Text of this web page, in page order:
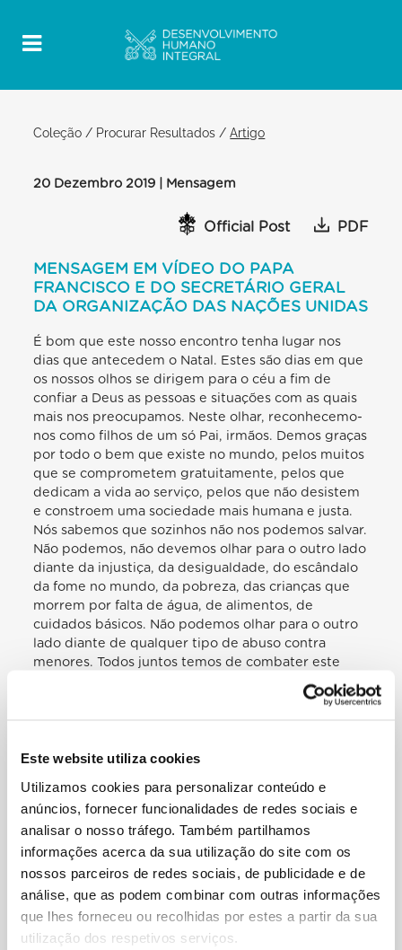
Este website utiliza cookies
Utilizamos cookies para personalizar conteúdo e
anúncios, fornecer funcionalidades de redes sociais e
analisar o nosso tráfego. Também partilhamos
informações acerca da sua utilização do site com os
nossos parceiros de redes sociais, de publicidade e de
análise, que as podem combinar com outras informações
que lhes forneceu ou recolhidas por estes a partir da sua
utilização dos respetivos serviços.
Coleção / Procurar Resultados /Artigo
20 Dezembro 2019 | Mensagem
Official Post PDF
MENSAGEM EM VÍDEO DO PAPA
FRANCISCO E DO SECRETÁRIO GERAL
DA ORGANIZAÇÃO DAS NAÇÕES UNIDAS
É bom que este nosso encontro tenha lugar nos
dias que antecedem o Natal. Estes são dias em que
os nossos olhos se dirigem para o céu a fim de
confiar a Deus as pessoas e situações com as quais
mais nos preocupamos. Neste olhar, reconhecemo-
nos como filhos de um só Pai, irmãos. Demos graças
por todo o bem que existe no mundo, pelos muitos
que se comprometem gratuitamente, pelos que
dedicam a vida ao serviço, pelos que não desistem
e constroem uma sociedade mais humana e justa.
Nós sabemos que sozinhos não nos podemos salvar.
Não podemos, não devemos olhar para o outro lado
diante da injustiça, da desigualdade, do escândalo
da fome no mundo, da pobreza, das crianças que
morrem por falta de água, de alimentos, de
cuidados básicos. Não podemos olhar para o outro
lado diante de qualquer tipo de abuso contra
menores. Todos juntos temos de combater este
flagelo. Não podemos fechar os olhos a muitos dos
nossos irmãos e irmãs que, por causa de conflitos e
destino. Não devemos ficar indiferentes diante da
ataques contra a vida humana, tanto a que ainda
não nasceu como a de cada pessoa que necessita
de cuidados. Não podemos, não devemos olhar
para o outro lado quando crentes de várias
religiões são perseguidos em diferentes partes do
mundo. O uso da religião para incitar ao ódio, à
violência, à opressão, ao extremismo e ao fanatismo
cego, assim como para forçar as pessoas ao exílio e
à marginalização, clama pelo castigo de Deus. Mas a